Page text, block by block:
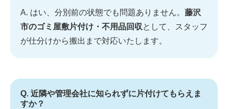
A. はい、分別前の状態でも問題ありません。 藤沢
市のゴミ屋敷片付け・不用品回収 として、スタッフ
が仕分けから搬出まで対応いたします。
Q. 近隣や管理会社に知られずに片付けてもらえま
すか？